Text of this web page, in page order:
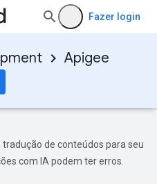
Fazer login
Apigee
tradução de conteúdos para seu
com IA podem ter erros.